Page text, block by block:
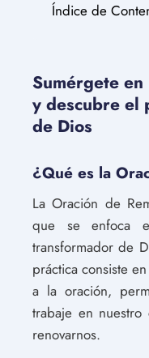
Índice de
Sumérgete
y descubre el
de Dios
¿Qué es la
La Oración de
que se enfoca
transformador de
práctica consiste
a la oración,
trabaje en nuestro
renovarnos.